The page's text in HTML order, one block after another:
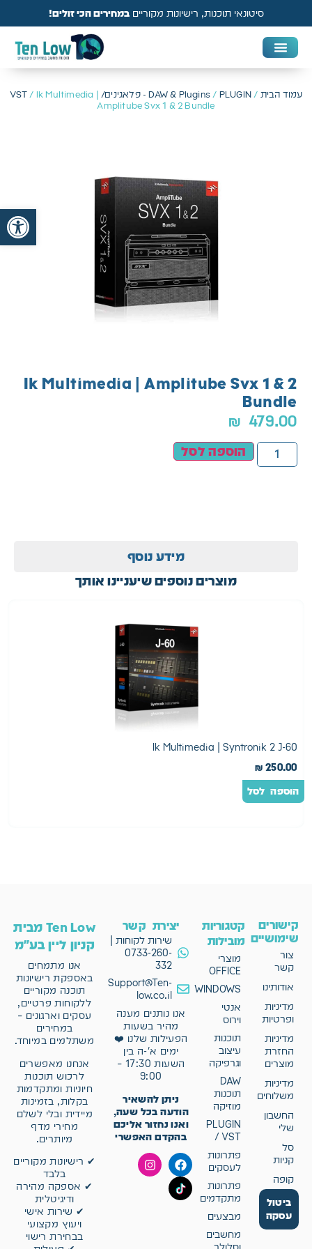
סיטונאי תוכנות, רישיונות מקורייםבמחירים הכי זולים!
עמוד הבית /
DAW & Plugins/ PLUGIN - פלאגינים/ VST
/ Ik Multimedia |
Amplitube Svx 1 & 2 Bundle
Ik Multimedia | Amplitube Svx 1 & 2
Bundle
₪ 479.00
הוספה לסל
מידע נוסף
מוצרים נוספים שיעניינו אותך
Ik Multimedia | Syntronik 2 J-60
₪ 250.00
הוספה לסל
קישורים
שימושיים
צור
קשר
אודותינו
מדיניות
ופרטיות
מדיניות
החזרת
מוצרים
מדיניות
משלוחים
החשבון
שלי
סל
קניות
קופה
ביטול
עסקה
קטגוריות
מובילות
מוצרי
OFFICE
WINDOWS
אנטי
וירוס
תוכנות
עיצוב
וגרפיקה
DAW
תוכנות
מוזיקה
PLUGIN
/ VST
פתרונות
לעסקים
פתרונות
מתקדמים
מבצעים
מחשבים
יצירת קשר
שירות לקוחות |
0733-260-
332
Support@Ten-
low.co.il
אנו נותנים מענה
מהיר בשעות
הפעילות שלנו ❤️
ימים א'-ה בין
השעות 17:30 –
9:00
ניתן להשאיר
הודעה בכל שעה,
ואנו נחזור אליכם
בהקדם האפשרי
Ten Low מבית
קניון ליין בע"מ
אנו מתמחים
באספקת רישיונות
תוכנה מקוריים
ללקוחות פרטיים,
עסקים וארגונים –
במחירים
משתלמים במיוחד.
אנחנו מאפשרים
לרכוש תוכנות
חיוניות ומתקדמות
בקלות, בזמינות
מיידית ובלי לשלם
מחירי מדף
מיותרים.
✔ רישיונות מקוריים
בלבד
✔ אספקה מהירה
ודיגיטלית
✔ שירות אישי
ויעוץ מקצועי
בבחירת רישוי